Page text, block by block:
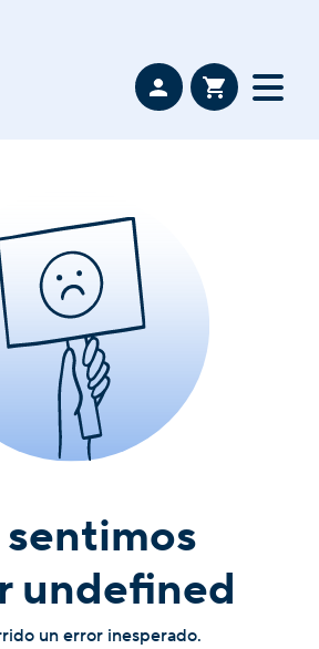
sentimos
undefined
un error inesperado.